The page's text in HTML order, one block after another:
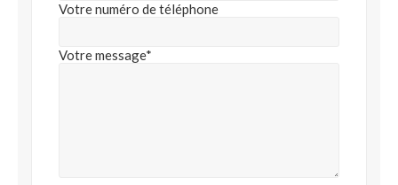
Votre numéro de téléphone
Votre message*